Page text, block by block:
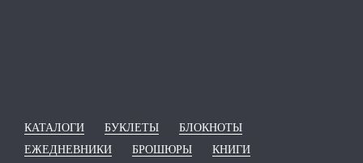
КАТАЛОГИ БУКЛЕТЫ
БЛОКНОТЫ
ЕЖЕДНЕВНИКИ
БРОШЮРЫ КНИГИ